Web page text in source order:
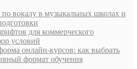
по вокалу в музыкальных школах и
для коммерческого
условий
онлайн-курсов: как выбрать
формат обучения